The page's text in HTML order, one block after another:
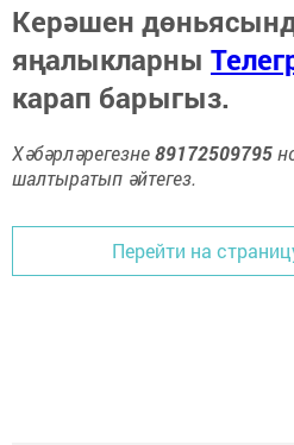
Керәшен
яңалыкларны
карап барыгыз.
Хәбәрләрегезне89172509795
шалтыратып әйтегез.
Перейти на